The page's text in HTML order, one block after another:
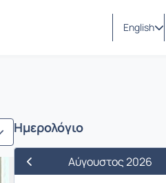
English
Ημερολόγιο
Προηγούμενος Μήνας
Αύγουστος 2026